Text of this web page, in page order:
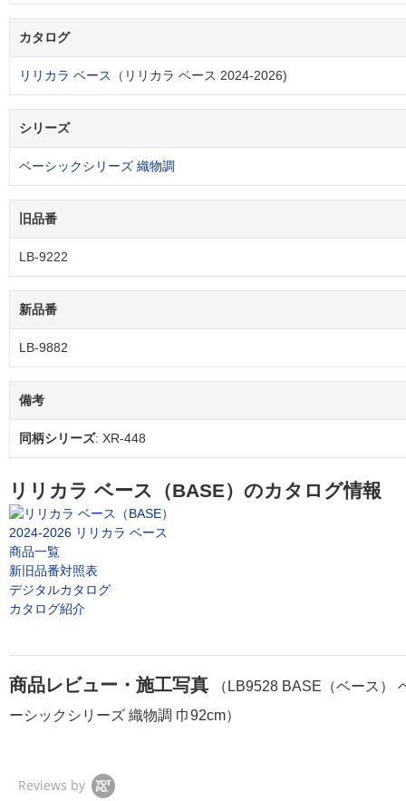
カタログ
リリカラ ベース （リリカラ ベース 2024-2026)
シリーズ
ベーシックシリーズ 織物調
旧品番
LB-9222
新品番
LB-9882
備考
同柄シリーズ: XR-448
リリカラ ベース（BASE）のカタログ情報
2024-2026 リリカラ ベース
商品一覧
新旧品番対照表
デジタルカタログ
カタログ紹介
商品レビュー・施工写真
（LB9528 BASE（ベース）
ーシックシリーズ 織物調 巾92cm）
Reviews by